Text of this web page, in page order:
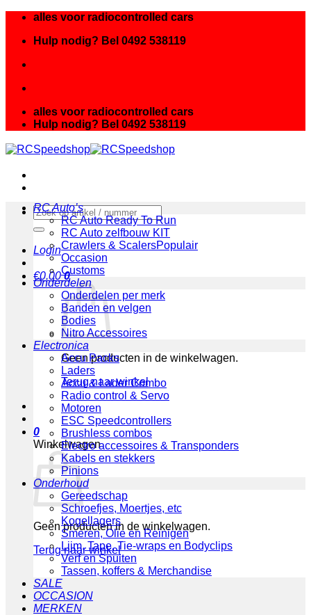
inhoud
alles voor radiocontrolled cars
Hulp nodig? Bel 0492 538119
alles voor radiocontrolled cars
Hulp nodig? Bel 0492 538119
Zoeken
naar:
Login
€0.00 0
Geen producten in de winkelwagen.
Terug naar winkel
0
Winkelwagen
Geen producten in de winkelwagen.
Terug naar winkel
RC Auto’s
RC Auto Ready To Run
RC Auto zelfbouw KIT
Crawlers & Scalers
Occasion
Customs
Onderdelen
Onderdelen per merk
Banden en velgen
Bodies
Nitro Accessoires
Electronica
Accu Packs
Laders
Accu & Lader Combo
Radio control & Servo
Motoren
ESC Speedcontrollers
Brushless combos
Electro accessoires & Transponders
Kabels en stekkers
Pinions
Onderhoud
Gereedschap
Schroefjes, Moertjes, etc
Kogellagers
Smeren, Olie en Reinigen
Lijm, Tape, Tie-wraps en Bodyclips
Verf en Spuiten
Tassen, koffers & Merchandise
SALE
OCCASION
MERKEN